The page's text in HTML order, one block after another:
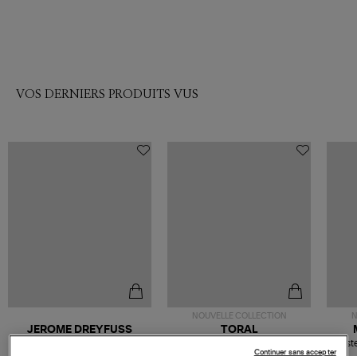
VOS DERNIERS PRODUITS VUS
JEROME DREYFUSS
NOUVELLE COLLECTION
TORAL
Continuer sans accepter